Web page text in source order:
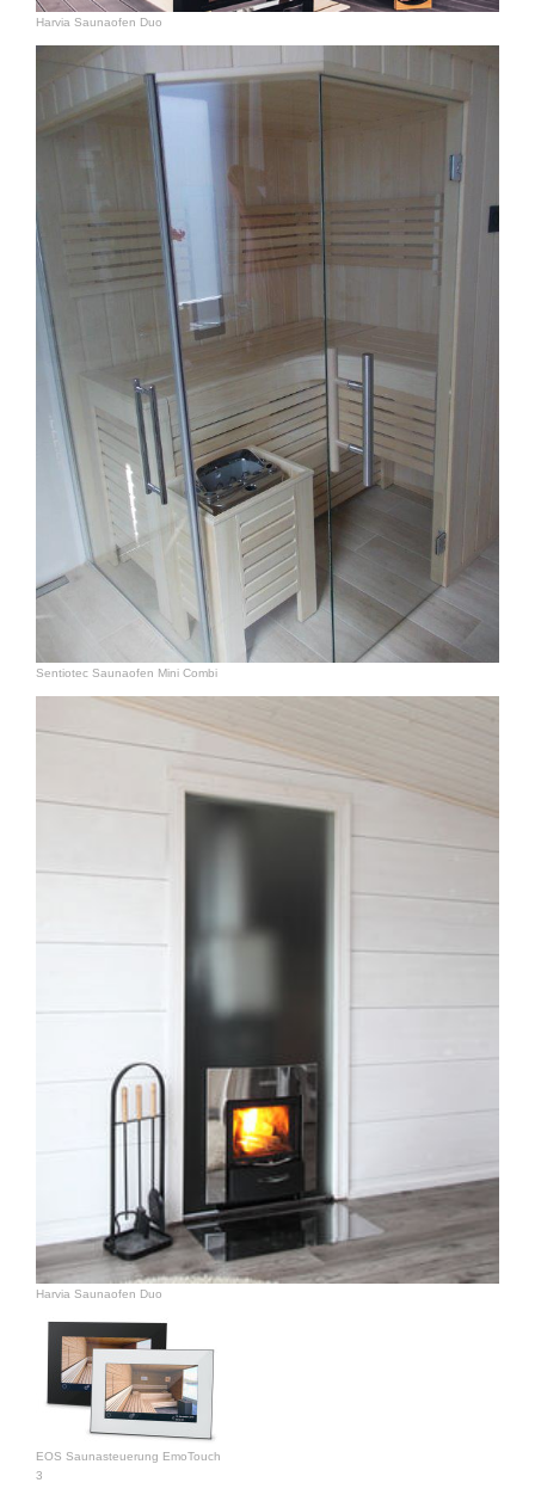
Harvia Saunaofen Duo
Sentiotec Saunaofen Mini Combi
Harvia Saunaofen Duo
EOS Saunasteuerung EmoTouch
3